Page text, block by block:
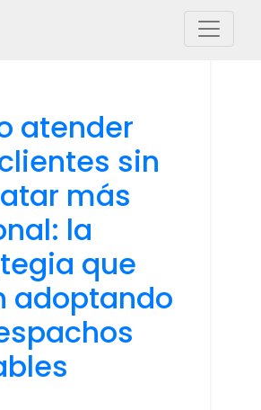
atender
sin
más
la
que
adoptando